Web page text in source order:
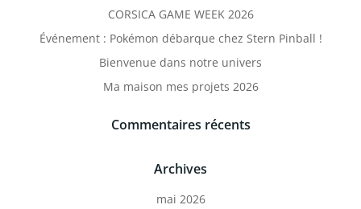
CORSICA GAME WEEK 2026
Événement : Pokémon débarque chez Stern Pinball !
Bienvenue dans notre univers
Ma maison mes projets 2026
Commentaires récents
Archives
mai 2026